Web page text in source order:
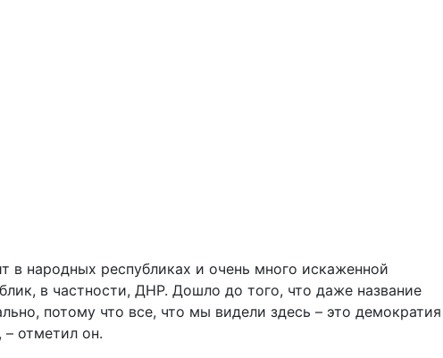
народных республиках и очень много искаженной
в частности, ДНР. Дошло до того, что даже название
потому что все, что мы видели здесь – это демократия
отметил он.